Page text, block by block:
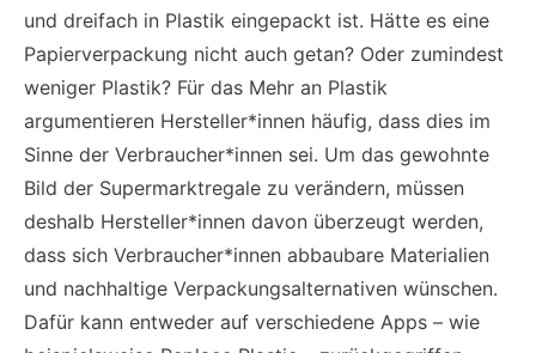
und dreifach in Plastik eingepackt ist. Hätte es eine
Papierverpackung nicht auch getan? Oder zumindest
weniger Plastik? Für das Mehr an Plastik
argumentieren Hersteller*innen häufig, dass dies im
Sinne der Verbraucher*innen sei. Um das gewohnte
Bild der Supermarktregale zu verändern, müssen
deshalb Hersteller*innen davon überzeugt werden,
dass sich Verbraucher*innen abbaubare Materialien
und nachhaltige Verpackungsalternativen wünschen.
Dafür kann entweder auf verschiedene Apps – wie